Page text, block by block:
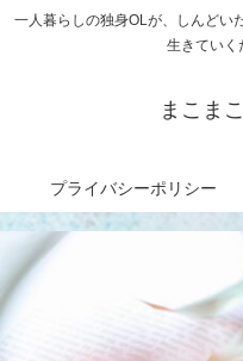
一人暮らしの独身OLが、しんどい
生きていく
まこま
プライバシーポリシー